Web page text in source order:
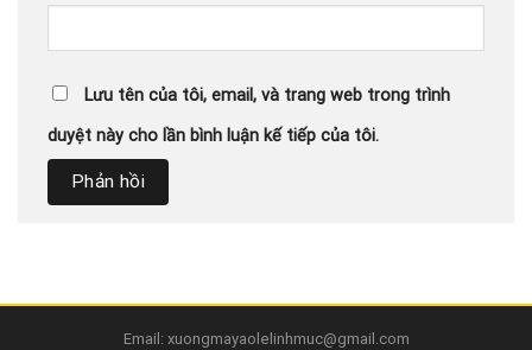
Lưu tên của tôi, email, và trang web trong trình
duyệt này cho lần bình luận kế tiếp của tôi.
Email: xuongmayaolelinhmuc@gmail.com